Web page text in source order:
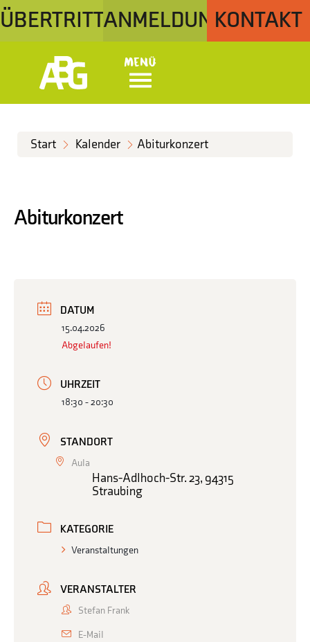
ÜBERTRITTANMELDUNGKONTAKT
Menü
Start Kalender Abiturkonzert
Abiturkonzert
DATUM
15.04.2026
Abgelaufen!
UHRZEIT
18:30 - 20:30
STANDORT
Aula
Hans-Adlhoch-Str. 23, 94315
Straubing
KATEGORIE
Veranstaltungen
VERANSTALTER
Stefan Frank
E-Mail